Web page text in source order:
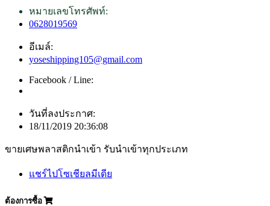
หมายเลขโทรศัพท์:
0628019569
อีเมล์:
yoseshipping105@gmail.com
Facebook / Line:
วันที่ลงประกาศ:
18/11/2019 20:36:08
ขายเศษพลาสติกนำเข้า รับนำเข้าทุกประเภท
แชร์ไปโซเชียลมีเดีย
ต้องการซื้อ